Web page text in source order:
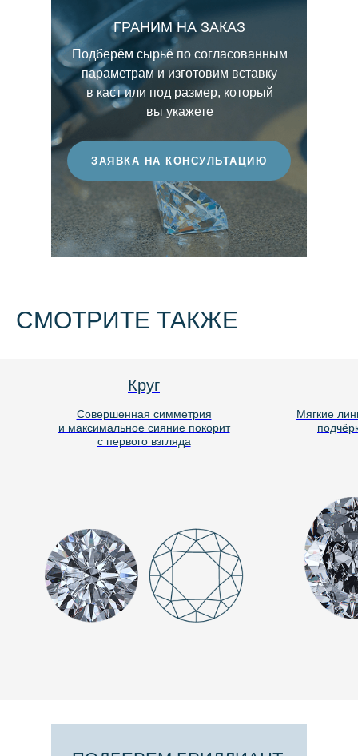
Именно чистота во многом определяет
визуальное восприятие камня его
прозрачность, глубину сияния и
выразительность световой игры. Чем выше
этот показатель, тем более ценным
считается бриллиант.
буквами от D до Z, где D соответствует
максимально бесцветным камням, а Z
бриллиантам с выраженным оттенком.
ЗАЯВКА НА КОНСУЛЬТАЦИЮ
ГРАНИМ НА ЗАКАЗ
Подберём сырьё по согласованным
параметрам и изготовим вставку
в каст или под размер, который
вы укажете
СМОТРИТЕ ТАКЖЕ
Круг
Совершенная симметрия
и максимальное сияние покорит
с первого взгляда
Мягкие